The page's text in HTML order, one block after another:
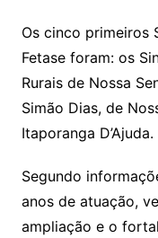
Os cinco primeiros
Fetase foram: os
Rurais de Nossa
Simão Dias, de
Itaporanga D’Ajuda.
Segundo
anos de atuação,
ampliação e o